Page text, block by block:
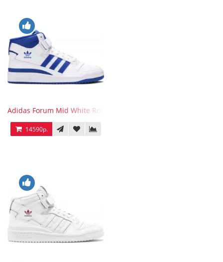
Adidas Forum Mid White Royal Blue
14590р.